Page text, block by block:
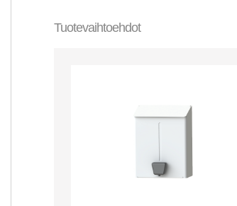
Tuotevaihtoehdot